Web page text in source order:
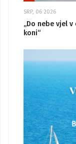
SRP, 06 2026
„Do nebe vjel
koni“